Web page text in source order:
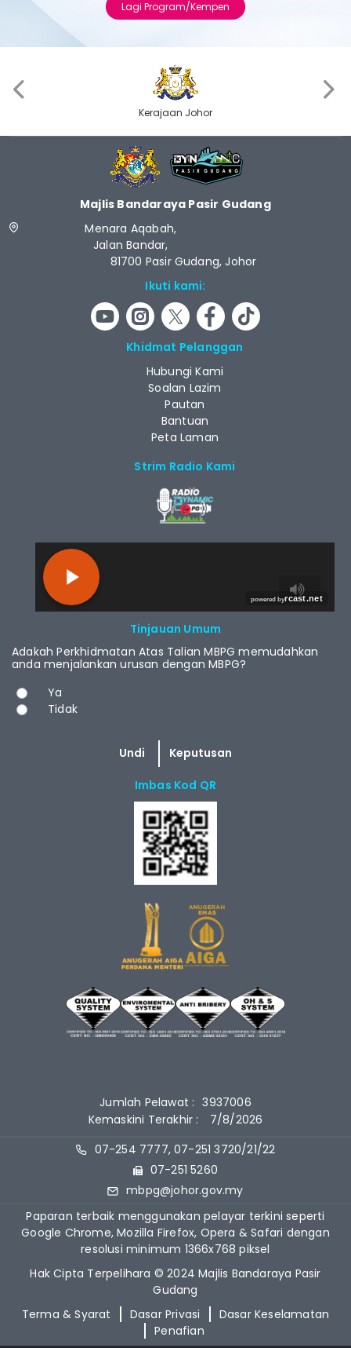
Lagi Program/Kempen
Kerajaan Johor
Majlis Bandaraya Pasir Gudang
Menara Aqabah,
Jalan Bandar,
81700 Pasir Gudang, Johor
Ikuti kami:
Khidmat Pelanggan
Hubungi Kami
Soalan Lazim
Pautan
Bantuan
Peta Laman
Strim Radio Kami
Tinjauan Umum
Adakah Perkhidmatan Atas Talian MBPG memudahkan
anda menjalankan urusan dengan MBPG?
Pilihan
Ya
Tidak
Imbas Kod QR
Jumlah Pelawat : 3937006
Kemaskini Terakhir :
7/8/2026
07-254 7777, 07-251 3720/21/22
07-251 5260
mbpg@johor.gov.my
Paparan terbaik menggunakan pelayar terkini seperti
Google Chrome, Mozilla Firefox, Opera & Safari dengan
resolusi minimum 1366x768 piksel
Hak Cipta Terpelihara © 2024 Majlis Bandaraya Pasir
Gudang
Terma & Syarat
Dasar Privasi
Dasar Keselamatan
Penafian